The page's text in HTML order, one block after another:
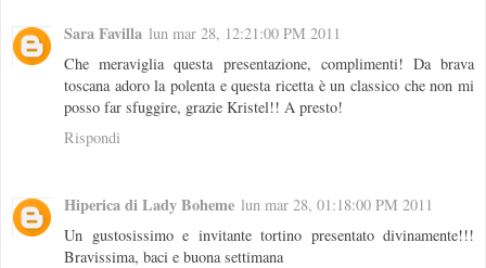
Sara Favilla lun mar 28, 12:21:00 PM 2011
Che meraviglia questa presentazione, complimenti! Da brava
toscana adoro la polenta e questa ricetta è un classico che non mi
posso far sfuggire, grazie Kristel!! A presto!
Rispondi
Hiperica di Lady Boheme lun mar 28, 01:18:00 PM 2011
Un gustosissimo e invitante tortino presentato divinamente!!!
Bravissima, baci e buona settimana